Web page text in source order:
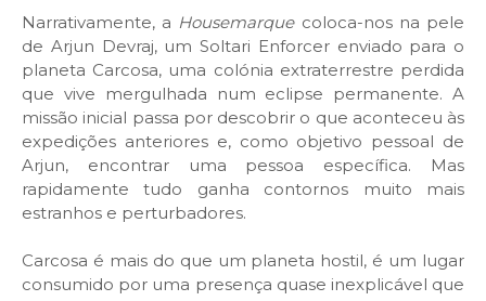
Narrativamente, a Housemarque coloca-nos na pele
de Arjun Devraj, um Soltari Enforcer enviado para o
planeta Carcosa, uma colónia extraterrestre perdida
que vive mergulhada num eclipse permanente. A
missão inicial passa por descobrir o que aconteceu às
expedições anteriores e, como objetivo pessoal de
Arjun, encontrar uma pessoa específica. Mas
rapidamente tudo ganha contornos muito mais
estranhos e perturbadores.
Carcosa é mais do que um planeta hostil, é um lugar
consumido por uma presença quase inexplicável que